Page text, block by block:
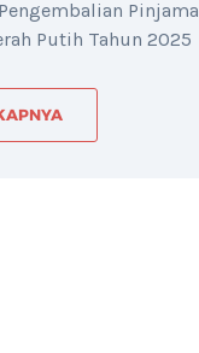
Putih Tahun 2025